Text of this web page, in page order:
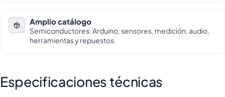
Amplio catálogo
Semiconductores, Arduino, sensores, medición, audio,
herramientas y repuestos.
Especificaciones técnicas